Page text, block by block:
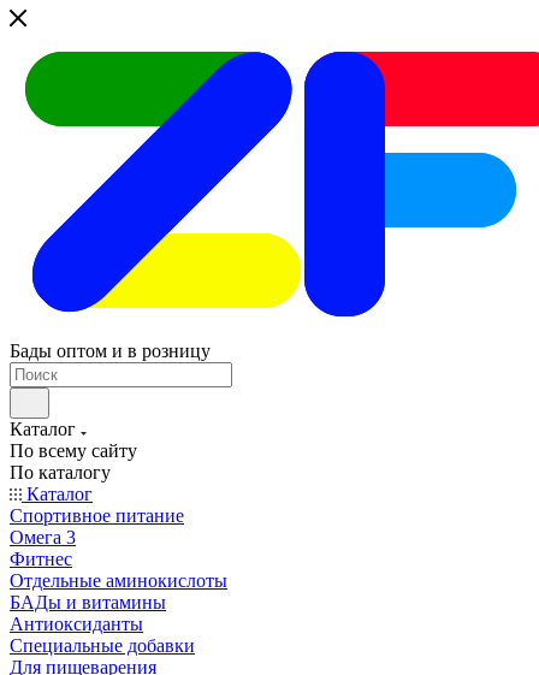
Бады оптом и в розницу
Каталог
По всему сайту
По каталогу
Каталог
Спортивное питание
Омега 3
Фитнес
Отдельные аминокислоты
БАДы и витамины
Антиоксиданты
Специальные добавки
Для пищеварения